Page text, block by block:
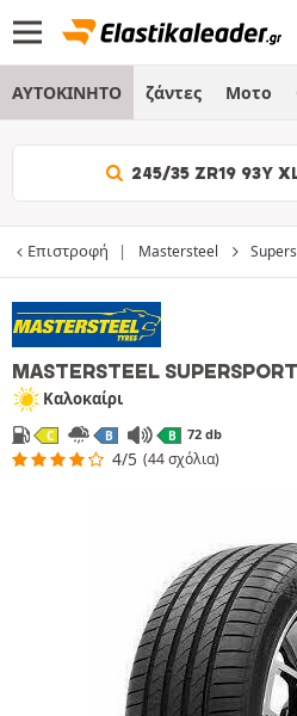
ΑΥΤΟΚΙΝΗΤΟ ζάντες Μοτο
245/35 ZR19 93Y
Επιστροφή Mastersteel
MASTERSTEEL
Καλοκαίρι
C B B 72 db
4/5 (44 σχόλια)